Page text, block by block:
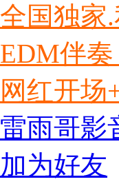
全国独家
EDM伴
网红开场
雷雨哥影
加为好友